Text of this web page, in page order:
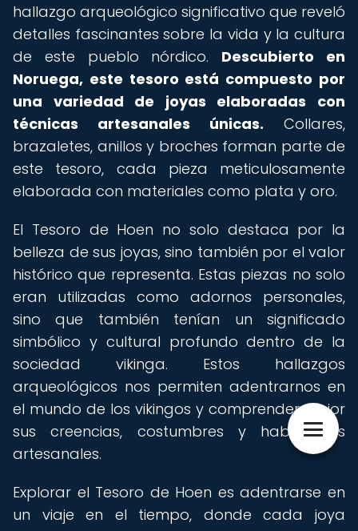
hallazgo arqueológico significativo que reveló
detalles fascinantes sobre la vida y la cultura
de este pueblo nórdico. Descubierto en
Noruega, este tesoro está compuesto por
una variedad de joyas elaboradas con
técnicas artesanales únicas. Collares,
brazaletes, anillos y broches forman parte de
este tesoro, cada pieza meticulosamente
elaborada con materiales como plata y oro.
El Tesoro de Hoen no solo destaca por la
belleza de sus joyas, sino también por el valor
histórico que representa. Estas piezas no solo
eran utilizadas como adornos personales,
sino que también tenían un significado
simbólico y cultural profundo dentro de la
sociedad vikinga. Estos hallazgos
arqueológicos nos permiten adentrarnos en
el mundo de los vikingos y comprender mejor
sus creencias, costumbres y habilidades
artesanales.
Explorar el Tesoro de Hoen es adentrarse en
un viaje en el tiempo, donde cada joya